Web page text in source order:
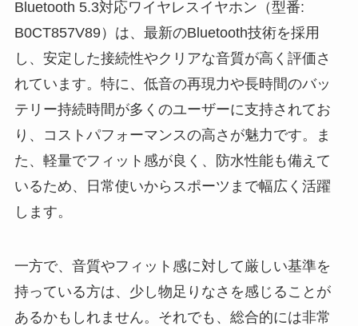
Bluetooth 5.3対応ワイヤレスイヤホン（型番:
B0CT857V89）は、最新のBluetooth技術を採用
し、安定した接続性やクリアな音質が高く評価さ
れています。特に、低音の再現力や長時間のバッ
テリー持続時間が多くのユーザーに支持されてお
り、コストパフォーマンスの高さが魅力です。ま
た、軽量でフィット感が良く、防水性能も備えて
いるため、日常使いからスポーツまで幅広く活躍
します。
一方で、音質やフィット感に対して厳しい基準を
持っている方は、少し物足りなさを感じることが
あるかもしれません。それでも、総合的には非常